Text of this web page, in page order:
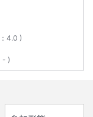
： 4.0
-